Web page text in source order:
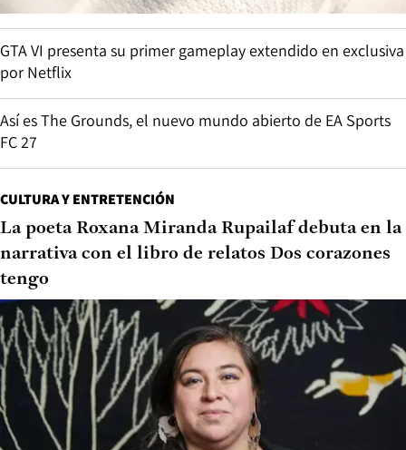
GTA VI presenta su primer gameplay extendido en exclusiva
por Netflix
Así es The Grounds, el nuevo mundo abierto de EA Sports
FC 27
CULTURA Y ENTRETENCIÓN
La poeta Roxana Miranda Rupailaf debuta en la
narrativa con el libro de relatos Dos corazones
tengo